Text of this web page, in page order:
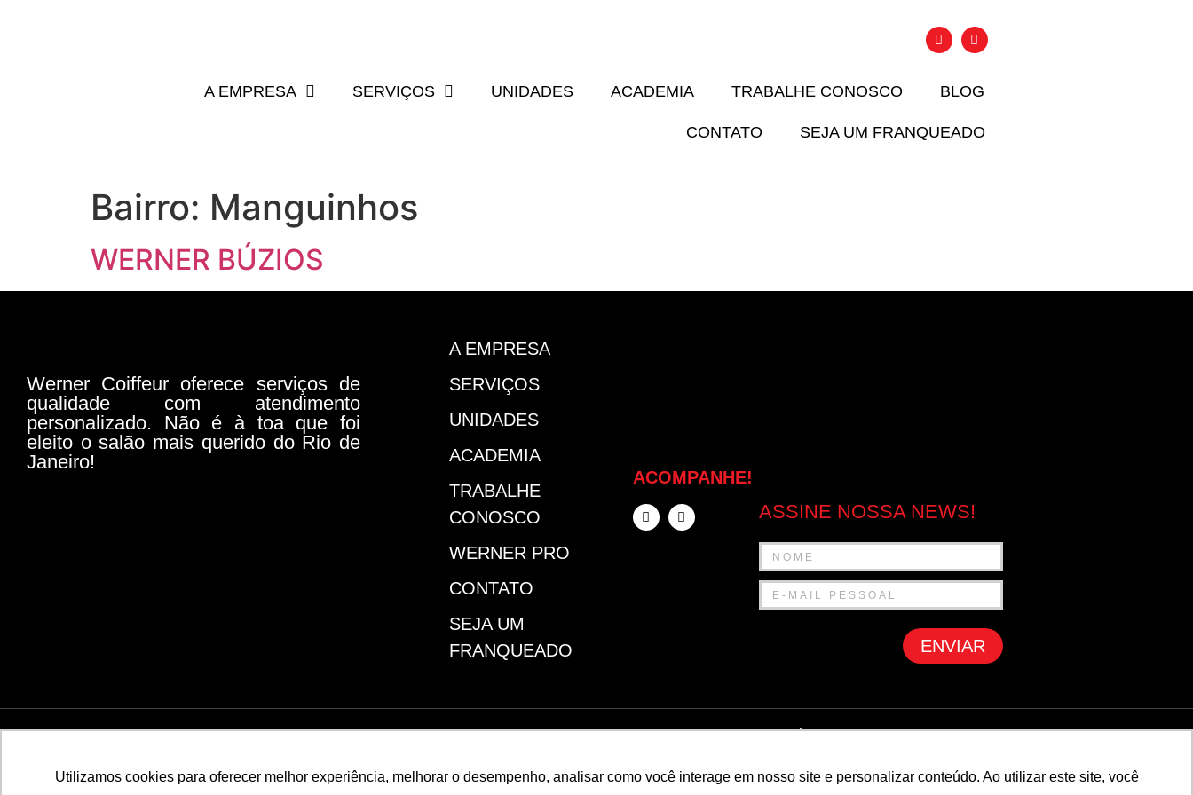
Utilizamos cookies para oferecer melhor experiência, melhorar o desempenho, analisar como você interage em nosso site e personalizar conteúdo. Ao utilizar este site, você
A EMPRESA SERVIÇOS UNIDADES ACADEMIA TRABALHE CONOSCO BLOG
CONTATO SEJA UM FRANQUEADO
Bairro: Manguinhos
WERNER BÚZIOS
Werner Coiffeur oferece serviços de
qualidade com atendimento
personalizado. Não é à toa que foi
eleito o salão mais querido do Rio de
Janeiro!
A EMPRESA
SERVIÇOS
UNIDADES
ACADEMIA
TRABALHE
CONOSCO
WERNER PRO
CONTATO
SEJA UM
FRANQUEADO
ACOMPANHE!
ASSINE NOSSA NEWS!
ENVIAR
© 2026 Todos os direitos reservados | WERNER COIFFEUR POLÍTICA DE PRIVACIDADE